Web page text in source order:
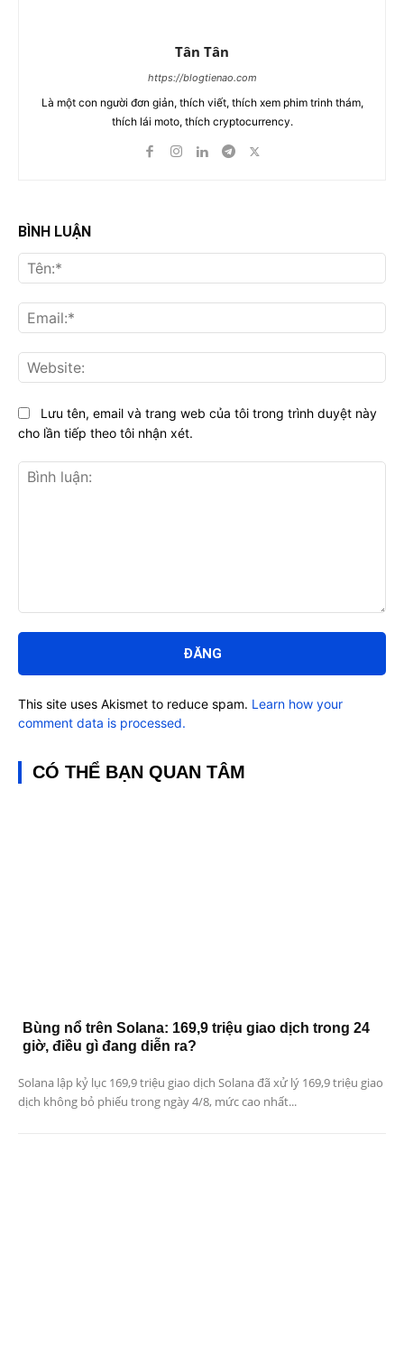
Tân Tân
https://blogtienao.com
Là một con người đơn giản, thích viết, thích xem phim trinh thám,
thích lái moto, thích cryptocurrency.
BÌNH LUẬN
luận:
Lưu tên, email và trang web của tôi trong trình duyệt này
cho lần tiếp theo tôi nhận xét.
This site uses Akismet to reduce spam. Learn how your
comment data is processed.
CÓ THỂ BẠN QUAN TÂM
Bùng nổ trên Solana: 169,9 triệu giao dịch trong 24
giờ, điều gì đang diễn ra?
Solana lập kỷ lục 169,9 triệu giao dịch Solana đã xử lý 169,9 triệu giao
dịch không bỏ phiếu trong ngày 4/8, mức cao nhất...